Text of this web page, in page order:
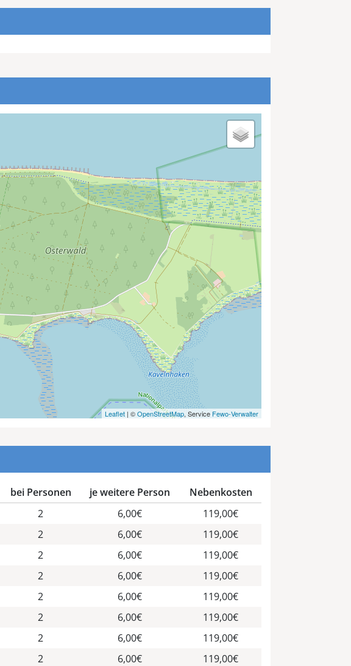
Leaflet | ©OpenStreetMap, Service Fewo-Verwalter
bei Personen je weitere Person
Nebenkosten
2 6,00€
119,00€
2 6,00€
119,00€
2 6,00€
119,00€
2 6,00€
119,00€
2 6,00€
119,00€
2 6,00€
119,00€
2 6,00€
119,00€
2 6,00€
119,00€